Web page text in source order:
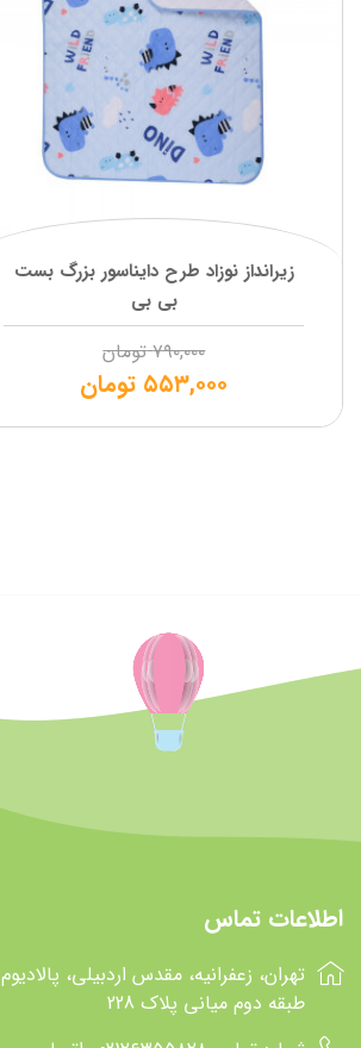
زیرانداز نوزاد طرح دایناسور بزرگ بست
بی بی
۷۹۰,۰۰۰ تومان
۵۵۳,۰۰۰ تومان
اطلاعات تماس
تهران، زعفرانیه، مقدس اردبیلی، پالادیوم
طبقه دوم میانی پلاک 228